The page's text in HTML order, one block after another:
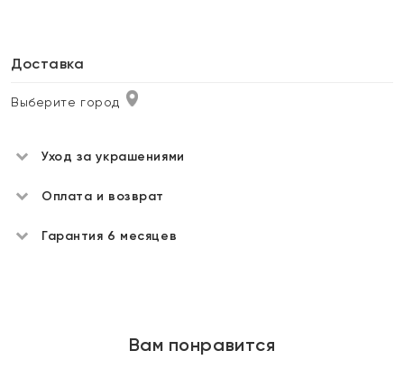
Доставка
Выберите город
Уход за украшениями
Оплата и возврат
Гарантия 6 месяцев
Вам понравится